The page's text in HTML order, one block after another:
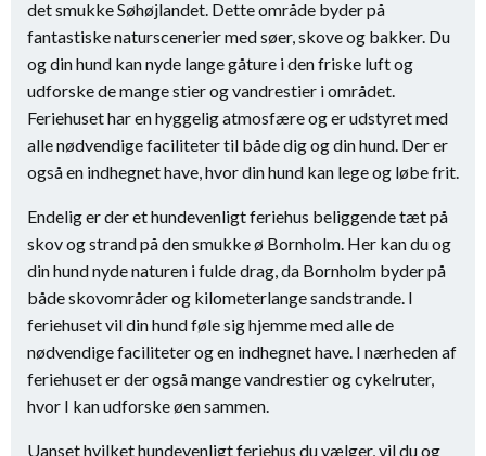
det smukke Søhøjlandet. Dette område byder på
fantastiske naturscenerier med søer, skove og bakker. Du
og din hund kan nyde lange gåture i den friske luft og
udforske de mange stier og vandrestier i området.
Feriehuset har en hyggelig atmosfære og er udstyret med
alle nødvendige faciliteter til både dig og din hund. Der er
også en indhegnet have, hvor din hund kan lege og løbe frit.
Endelig er der et hundevenligt feriehus beliggende tæt på
skov og strand på den smukke ø Bornholm. Her kan du og
din hund nyde naturen i fulde drag, da Bornholm byder på
både skovområder og kilometerlange sandstrande. I
feriehuset vil din hund føle sig hjemme med alle de
nødvendige faciliteter og en indhegnet have. I nærheden af
feriehuset er der også mange vandrestier og cykelruter,
hvor I kan udforske øen sammen.
Uanset hvilket hundevenligt feriehus du vælger, vil du og